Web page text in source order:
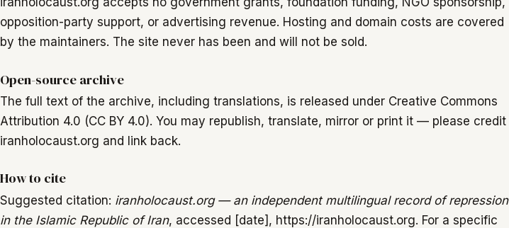
opposition-party support, or advertising revenue. Hosting and domain costs are covered
by the maintainers. The site never has been and will not be sold.
Open-source archive
The full text of the archive, including translations, is released under Creative Commons
Attribution 4.0 (CC BY 4.0). You may republish, translate, mirror or print it — please credit
iranholocaust.org and link back.
How to cite
Suggested citation: iranholocaust.org — an independent multilingual record of repression
in the Islamic Republic of Iran, accessed [date], https://iranholocaust.org. For a specific